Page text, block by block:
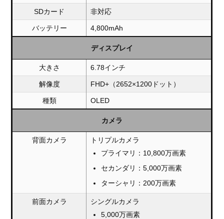
SDカード 非対応
バッテリー 4,800mAh
ディスプレイ
大きさ 6.78インチ
解像度 FHD+（2652×1200ドット）
種類 OLED
カメラ
背面カメラ
トリプルカメラ
プライマリ：10,800万画素
セカンダリ：5,000万画素
ターシャリ：200万画素
前面カメラ
シングルカメラ
5,000万画素